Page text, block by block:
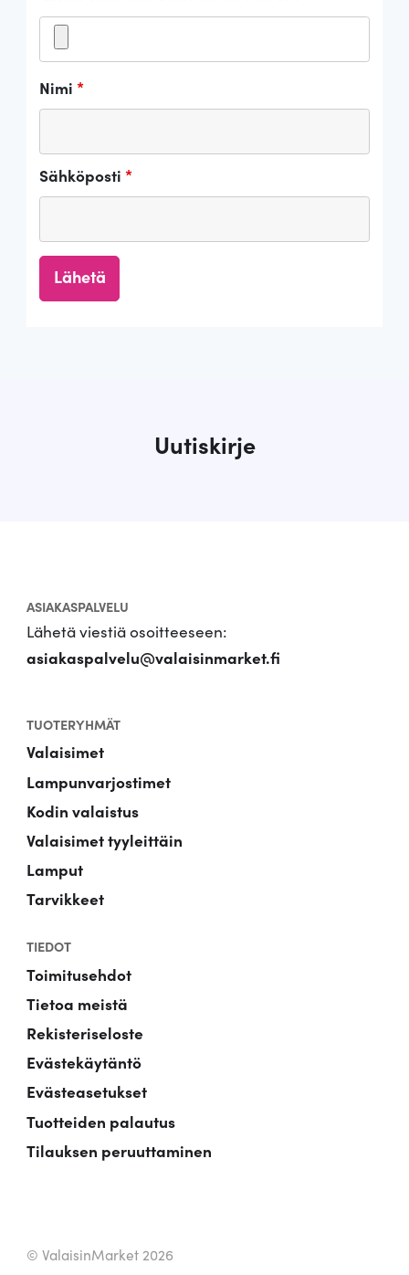
Nimi *
Sähköposti *
Uutiskirje
ASIAKASPALVELU
Lähetä viestiä osoitteeseen:
asiakaspalvelu@valaisinmarket.fi
TUOTERYHMÄT
Valaisimet
Lampunvarjostimet
Kodin valaistus
Valaisimet tyyleittäin
Lamput
Tarvikkeet
TIEDOT
Toimitusehdot
Tietoa meistä
Rekisteriseloste
Evästekäytäntö
Evästeasetukset
Tuotteiden palautus
Tilauksen peruuttaminen
© ValaisinMarket 2026